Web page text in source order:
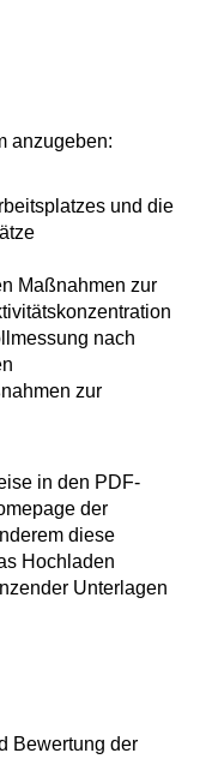
anzugeben:
und die
Maßnahmen zur
nach
zur
in den PDF-
der
diese
Hochladen
Unterlagen
Bewertung der